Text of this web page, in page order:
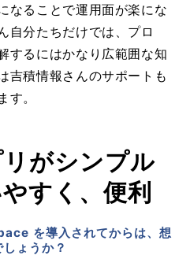
なることで運用面が楽にな
自分たちだけでは、プロ
するにはかなり広範囲な知
吉積情報さんのサポートも
す。
がシンプル
すく、便利
を導入されてからは、想
ょうか？